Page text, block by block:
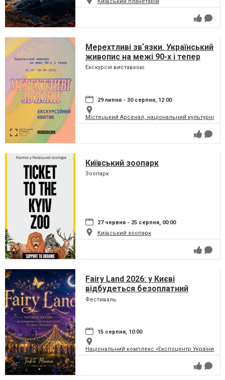
Мерехтливі звʼязки. Український
живопис на межі 90-х і тепер
Екскурсія виставкою
29 липня - 30 серпня, 12:00
Містецький Арсенал, національний культурно-
Київський зоопарк
Зоопарк
27 червня - 25 серпня, 00:00
Київський зоопарк
Fairy Land 2026: у Києві
відбудеться безоплатний
сімейний фестиваль, який
Фестиваль
15 серпня, 10:00
Національний комплекс «Експоцентр України»